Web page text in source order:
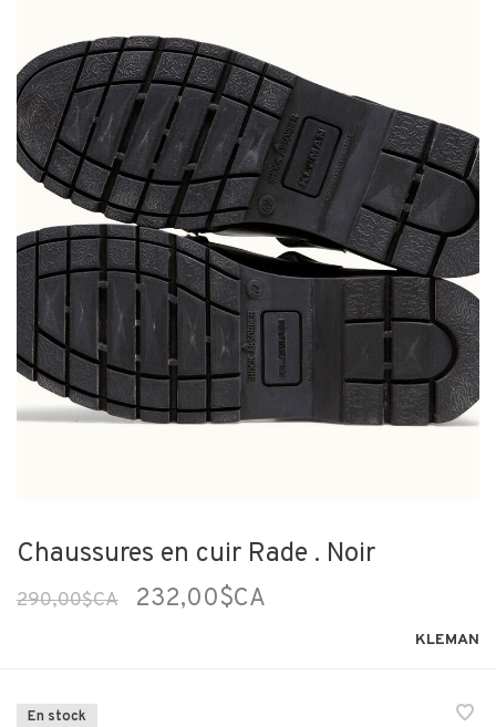
Chaussures en cuir Rade . Noir
290,00$CA 232,00$CA
KLEMAN
En stock